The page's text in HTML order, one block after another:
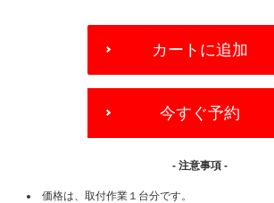
OPTIONS
カートに追加
今すぐ予約
- 注意事項 -
価格は、取付作業１台分です。